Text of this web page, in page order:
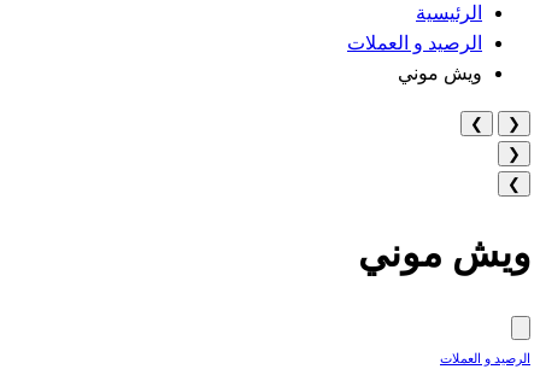
الرئيسية
الرصيد و العملات
ويش موني
❮
❯
❮
❯
ويش موني
الرصيد و العملات